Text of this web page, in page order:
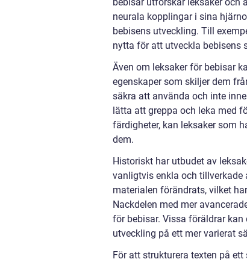
neurala kopplingar i sina
bebisens utveckling. Till
nytta för att utveckla bebisens
Även om leksaker för bebisar
egenskaper som skiljer dem
säkra att använda och inte
lätta att greppa och leka med
färdigheter, kan leksaker som
dem.
Historiskt har utbudet av
vanligtvis enkla och tillverkade
materialen förändrats, vilket
Nackdelen med mer
för bebisar. Vissa föräldrar
utveckling på ett mer varierat
För att strukturera texten på